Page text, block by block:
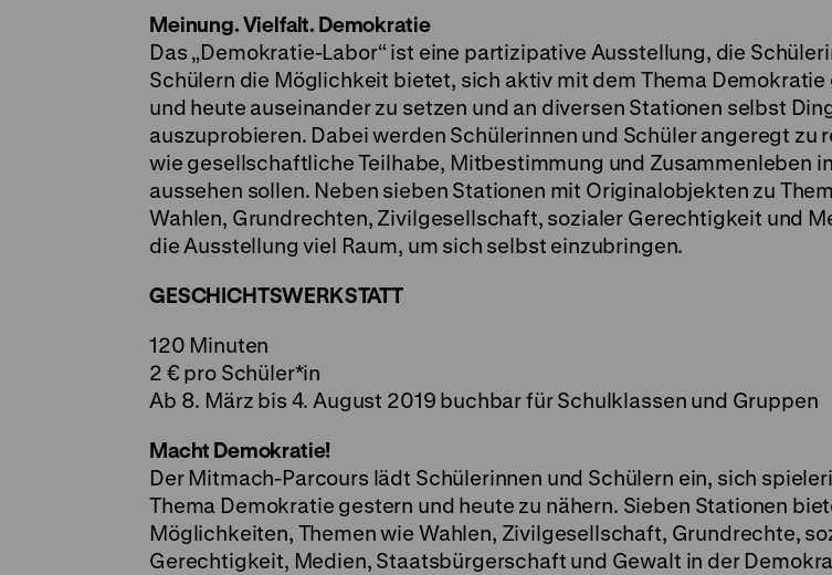
Meinung. Vielfalt. Demokratie
Das „Demokratie-Labor“ ist eine partizipative Ausstellung, die
Schülern die Möglichkeit bietet, sich aktiv mit dem Thema Demokratie
und heute auseinander zu setzen und an diversen Stationen selbst
auszuprobieren. Dabei werden Schülerinnen und Schüler angeregt zu
wie gesellschaftliche Teilhabe, Mitbestimmung und Zusammenleben in
aussehen sollen. Neben sieben Stationen mit Originalobjekten zu
Wahlen, Grundrechten, Zivilgesellschaft, sozialer Gerechtigkeit und
die Ausstellung viel Raum, um sich selbst einzubringen.
GESCHICHTSWERKSTATT
120 Minuten
2 € pro Schüler*in
Ab 8. März bis 4. August 2019 buchbar für Schulklassen und Gruppen
Macht Demokratie!
Der Mitmach-Parcours lädt Schülerinnen und Schülern ein, sich
Thema Demokratie gestern und heute zu nähern. Sieben Stationen
Möglichkeiten, Themen wie Wahlen, Zivilgesellschaft, Grundrechte,
Gerechtigkeit, Medien, Staatsbürgerschaft und Gewalt in der